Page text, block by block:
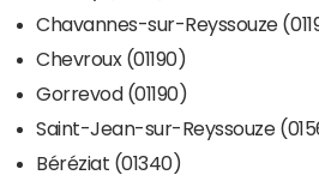
Chavannes-sur-Reyssouze
Chevroux (01190)
Gorrevod (01190)
Saint-Jean-sur-Reyssouze
Béréziat (01340)